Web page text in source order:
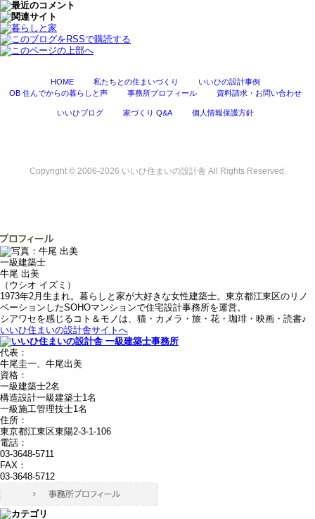
HOME 私たちとの住まいづくり
いいひの設計事例
OB 住んでからの暮らしと声
事務所プロフィール 資料請求・お問い合わせ
いいひブログ 家づくり Q&A 個人情報保護方針
Copyright © 2006-2026 いいひ住まいの設計舎 All Rights Reserved.
一級建築士
牛尾 出美
（ウシオ イズミ）
1973年2月生まれ。暮らしと家が大好きな女性建築士。東京都江東区のリノ
ベーションしたSOHOマンションで住宅設計事務所を運営。
シアワセを感じるコト＆モノは、猫・カメラ・旅・花・珈琲・映画・読書♪
いいひ住まいの設計舎サイトへ
代表：
牛尾圭一、牛尾出美
資格：
一級建築士2名
構造設計一級建築士1名
一級施工管理技士1名
住所：
東京都江東区東陽2-3-1-106
電話：
03-3648-5711
FAX：
03-3648-5712